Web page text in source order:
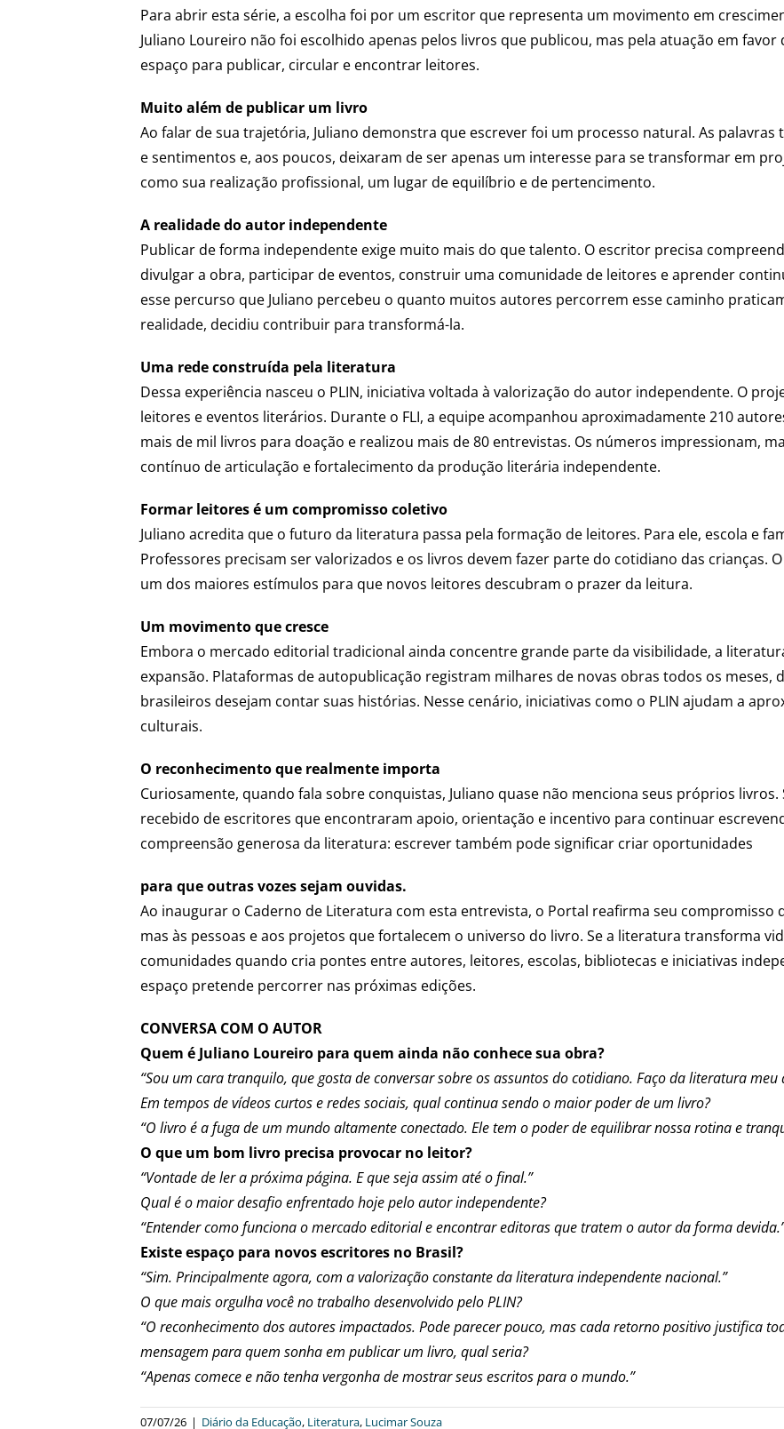
Para abrir esta série, a escolha foi por um escritor que representa um movimento em
Juliano Loureiro não foi escolhido apenas pelos livros que publicou, mas pela atuação em
espaço para publicar, circular e encontrar leitores.
Muito além de publicar um livro
Ao falar de sua trajetória, Juliano demonstra que escrever foi um processo natural. As
e sentimentos e, aos poucos, deixaram de ser apenas um interesse para se transformar em
como sua realização profissional, um lugar de equilíbrio e de pertencimento.
A realidade do autor independente
Publicar de forma independente exige muito mais do que talento. O escritor precisa
divulgar a obra, participar de eventos, construir uma comunidade de leitores e aprender
esse percurso que Juliano percebeu o quanto muitos autores percorrem esse caminho
realidade, decidiu contribuir para transformá-la.
Uma rede construída pela literatura
Dessa experiência nasceu o PLIN, iniciativa voltada à valorização do autor independente. O
leitores e eventos literários. Durante o FLI, a equipe acompanhou aproximadamente 210
mais de mil livros para doação e realizou mais de 80 entrevistas. Os números impressionam,
contínuo de articulação e fortalecimento da produção literária independente.
Formar leitores é um compromisso coletivo
Juliano acredita que o futuro da literatura passa pela formação de leitores. Para ele, escola e
Professores precisam ser valorizados e os livros devem fazer parte do cotidiano das crianças.
um dos maiores estímulos para que novos leitores descubram o prazer da leitura.
Um movimento que cresce
Embora o mercado editorial tradicional ainda concentre grande parte da visibilidade, a
expansão. Plataformas de autopublicação registram milhares de novas obras todos os meses,
brasileiros desejam contar suas histórias. Nesse cenário, iniciativas como o PLIN ajudam a
culturais.
O reconhecimento que realmente importa
Curiosamente, quando fala sobre conquistas, Juliano quase não menciona seus próprios
recebido de escritores que encontraram apoio, orientação e incentivo para continuar
compreensão generosa da literatura: escrever também pode significar criar oportunidades
para que outras vozes sejam ouvidas.
Ao inaugurar o Caderno de Literatura com esta entrevista, o Portal reafirma seu compromisso
mas às pessoas e aos projetos que fortalecem o universo do livro. Se a literatura transforma
comunidades quando cria pontes entre autores, leitores, escolas, bibliotecas e iniciativas
espaço pretende percorrer nas próximas edições.
CONVERSA COM O AUTOR
Quem é Juliano Loureiro para quem ainda não conhece sua obra?
“Sou um cara tranquilo, que gosta de conversar sobre os assuntos do cotidiano. Faço da literatura
Em tempos de vídeos curtos e redes sociais, qual continua sendo o maior poder de um livro?
“O livro é a fuga de um mundo altamente conectado. Ele tem o poder de equilibrar nossa rotina e
O que um bom livro precisa provocar no leitor?
“Vontade de ler a próxima página. E que seja assim até o final.”
Qual é o maior desafio enfrentado hoje pelo autor independente?
“Entender como funciona o mercado editorial e encontrar editoras que tratem o autor da forma
Existe espaço para novos escritores no Brasil?
“Sim. Principalmente agora, com a valorização constante da literatura independente nacional.”
O que mais orgulha você no trabalho desenvolvido pelo PLIN?
“O reconhecimento dos autores impactados. Pode parecer pouco, mas cada retorno positivo justifica
mensagem para quem sonha em publicar um livro, qual seria?
“Apenas comece e não tenha vergonha de mostrar seus escritos para o mundo.”
07/07/26 | Diário da Educação, Literatura, Lucimar Souza